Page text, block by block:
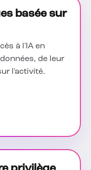
basée sur
à l'IA en
de leur
l'activité.